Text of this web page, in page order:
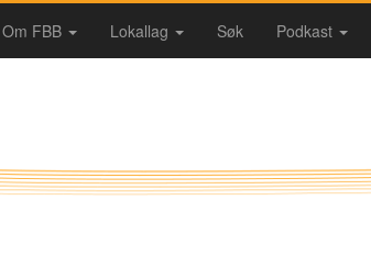
Om FBB Lokallag Søk Podkast